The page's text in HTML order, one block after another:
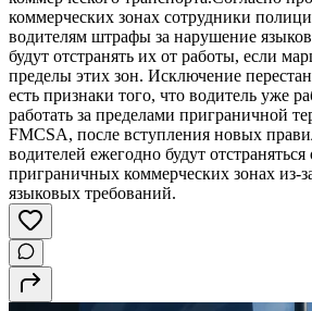
коммерческих зонах сотрудники
водителям штрафы за нарушение
будут отстранять их от работы, если
пределы этих зон. Исключение
есть признаки того, что водитель уже
работать за пределами приграничной
FMCSA, после вступления новых
водителей ежегодно будут
приграничных коммерческих зонах из-
языковых требований.